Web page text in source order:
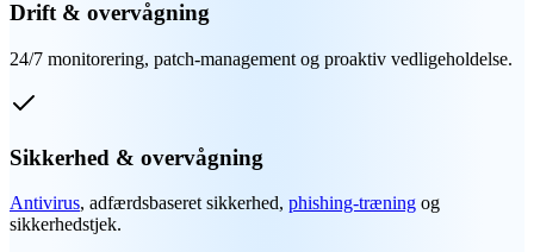
Drift & overvågning
24/7 monitorering, patch-management og proaktiv vedligeholdelse.
Sikkerhed & overvågning
Antivirus, adfærdsbaseret sikkerhed, phishing-træning og
sikkerhedstjek.